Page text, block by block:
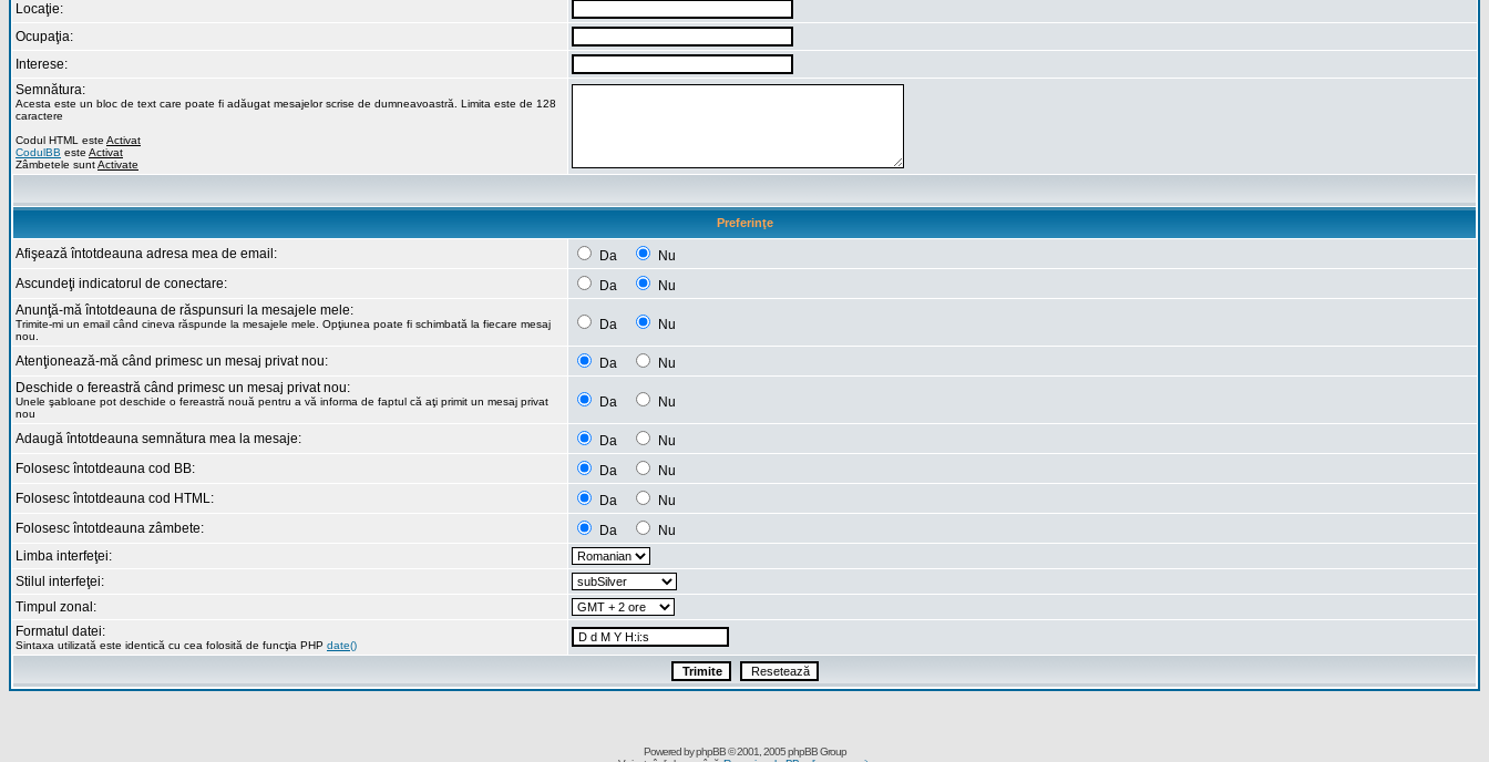
Locaţie:
Ocupaţia:
Interese:
Semnătura:
Acesta este un bloc de text care poate fi adăugat mesajelor scrise de dumneavoastră. Limita este de 128
caractere
Codul HTML este Activat
CodulBB este Activat
Zâmbetele suntActivate
Preferinţe
Afişează întotdeauna adresa mea de email: Da
Nu
Ascundeţi indicatorul de conectare:
Da
Nu
Anunţă-mă întotdeauna de răspunsuri la mesajele mele:
Trimite-mi un email când cineva răspunde la mesajele mele. Opţiunea poate fi schimbată la fiecare mesaj
nou.
Da Nu
Atenţionează-mă când primesc un mesaj privat nou: Da
Nu
Deschide o fereastră când primesc un mesaj privat nou:
Unele şabloane pot deschide o fereastră nouă pentru a vă informa de faptul că aţi primit un mesaj privat
nou
Da Nu
Adaugă întotdeauna semnătura mea la mesaje: Da
Nu
Folosesc întotdeauna cod BB:
Da
Nu
Folosesc întotdeauna cod HTML:
Da
Nu
Folosesc întotdeauna zâmbete:
Da
Nu
Limba interfeţei:
Stilul interfeţei:
Timpul zonal:
Formatul datei:
Sintaxa utilizată este identică cu cea folosită de funcţia PHP date()
Powered byphpBB© 2001, 2005 phpBB Group